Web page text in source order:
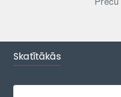
Skatītākās